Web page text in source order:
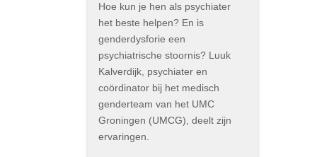
Hoe kun je hen als psychiater
het beste helpen? En is
genderdysforie een
psychiatrische stoornis? Luuk
Kalverdijk, psychiater en
coördinator bij het medisch
genderteam van het UMC
Groningen (UMCG), deelt zijn
ervaringen.